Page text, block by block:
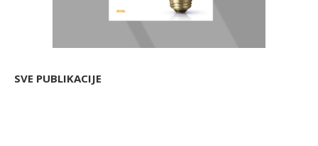
SVE PUBLIKACIJE